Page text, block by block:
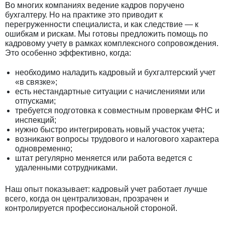
Во многих компаниях ведение кадров поручено
бухгалтеру. Но на практике это приводит к
перегруженности специалиста, и как следствие — к
ошибкам и рискам. Мы готовы предложить помощь по
кадровому учету в рамках комплексного сопровождения.
Это особенно эффективно, когда:
необходимо наладить кадровый и бухгалтерский учет
«в связке»;
есть нестандартные ситуации с начислениями или
отпусками;
требуется подготовка к совместным проверкам ФНС и
инспекций;
нужно быстро интегрировать новый участок учета;
возникают вопросы трудового и налогового характера
одновременно;
штат регулярно меняется или работа ведется с
удаленными сотрудниками.
Наш опыт показывает: кадровый учет работает лучше
всего, когда он централизован, прозрачен и
контролируется профессиональной стороной.